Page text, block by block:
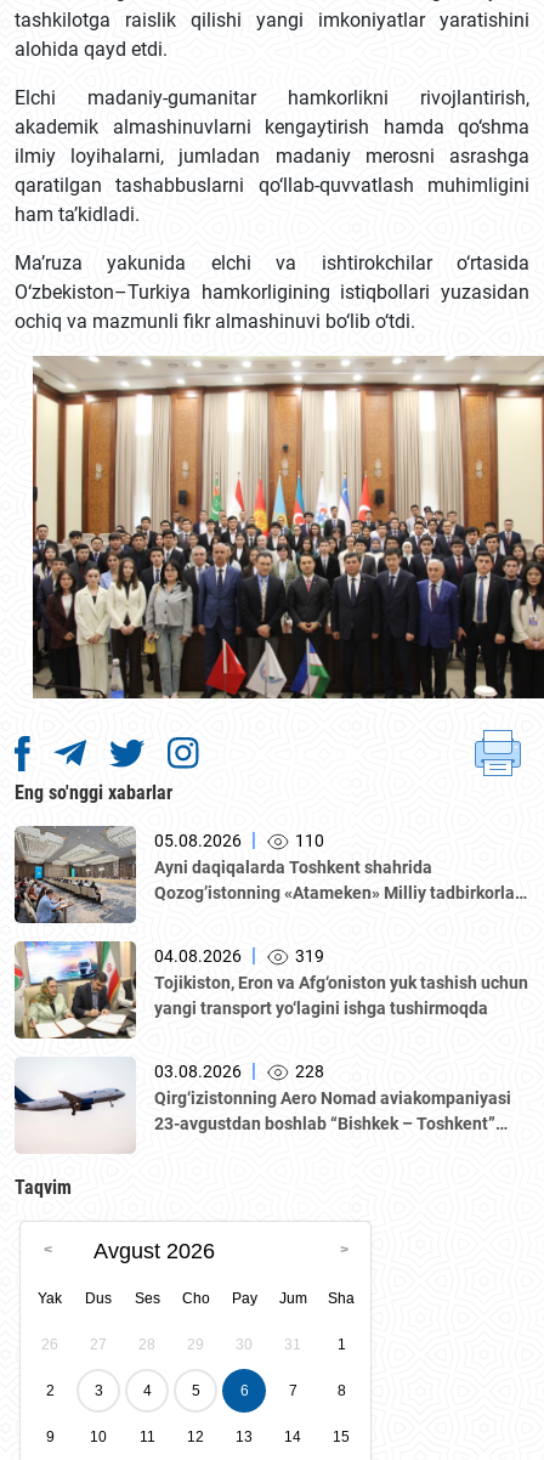
tashkilotga raislik qilishi yangi imkoniyatlar yaratishini
alohida qayd etdi.
Elchi madaniy-gumanitar hamkorlikni rivojlantirish,
akademik almashinuvlarni kengaytirish hamda qo‘shma
ilmiy loyihalarni, jumladan madaniy merosni asrashga
qaratilgan tashabbuslarni qo‘llab-quvvatlash muhimligini
ham ta’kidladi.
Ma’ruza yakunida elchi va ishtirokchilar o‘rtasida
O‘zbekiston–Turkiya hamkorligining istiqbollari yuzasidan
ochiq va mazmunli fikr almashinuvi bo‘lib o‘tdi.
Eng so'nggi xabarlar
05.08.2026
110
Аyni daqiqalarda Toshkent shahrida
Qozogʼistonning «Аtameken» Milliy tadbirkorlar
Oʼzbekiston–Qozogʼiston biznes-forumi va B2B
muzokaralari boʼlib oʼtmoqda.
04.08.2026
319
Tojikiston, Eron va Afg‘oniston yuk tashish uchun
yangi transport yo‘lagini ishga tushirmoqda
03.08.2026
228
Qirg‘izistonning Aero Nomad aviakompaniyasi
23-avgustdan boshlab “Bishkek – Toshkent”
Taqvim
Avgust 2026
Yak Dus Ses Cho Pay Jum Sha
26 27 28 29 30 31 1
2 3 4 5 6 7 8
9 10 11 12 13 14 15